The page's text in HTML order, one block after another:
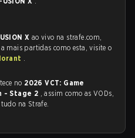
X ao vivo na strafe.com,
mais partidas como esta, visite o
.
no 2026 VCT: Game
- Stage 2 , assim como as VODs,
na Strafe.